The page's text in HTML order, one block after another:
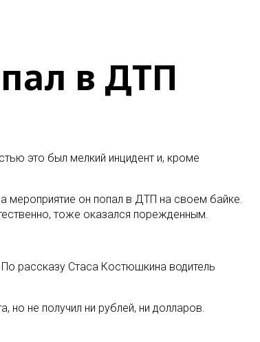
в ДТП
это был мелкий инцидент и, кроме
мероприятие он попал в ДТП на своем байке.
тоже оказался порежденным.
рассказу Стаса Костюшкина водитель
но не получил ни рублей, ни долларов.